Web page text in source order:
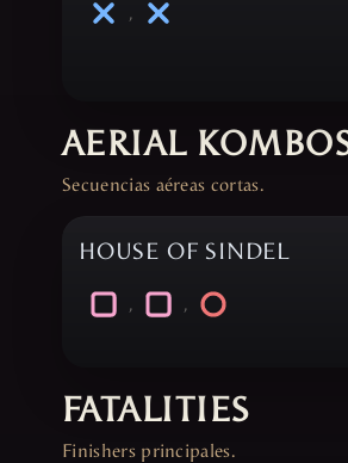
,
AERIAL
Secuencias aéreas cortas.
HOUSE OF SINDEL
, ,
FATALITIES
Finishers principales.